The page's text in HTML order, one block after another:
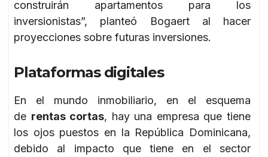
construirán apartamentos para los
inversionistas”, planteó Bogaert al hacer
proyecciones sobre futuras inversiones.
Plataformas digitales
En el mundo inmobiliario, en el esquema
de rentas cortas, hay una empresa que tiene
los ojos puestos en la República Dominicana,
debido al impacto que tiene en el sector